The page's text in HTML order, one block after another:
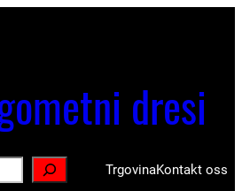
dresi
TrgovinaKontakt oss